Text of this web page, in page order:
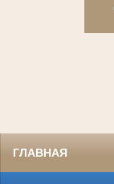
ГЛАВНАЯ